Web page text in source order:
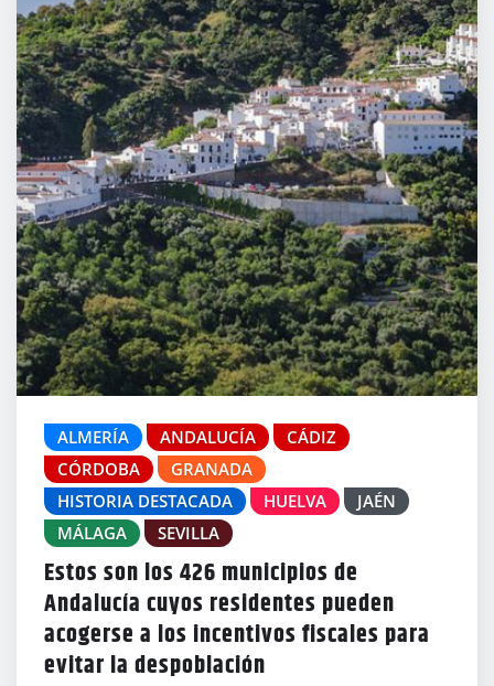
ALMERÍA ANDALUCÍA
CÁDIZ
CÓRDOBA
GRANADA
HISTORIA DESTACADA
HUELVA
JAÉN
MÁLAGA
SEVILLA
Estos son los 426 municipios de
Andalucía cuyos residentes pueden
acogerse a los incentivos fiscales para
evitar la despoblación